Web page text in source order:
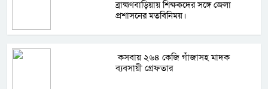
ব্রাহ্মণবাড়িয়ায় শিক্ষকদের সঙ্গে জেলা
প্রশাসনের মতবিনিময়।
কসবায় ২৬৪ কেজি গাঁজাসহ মাদক
ব্যবসায়ী গ্রেফতার